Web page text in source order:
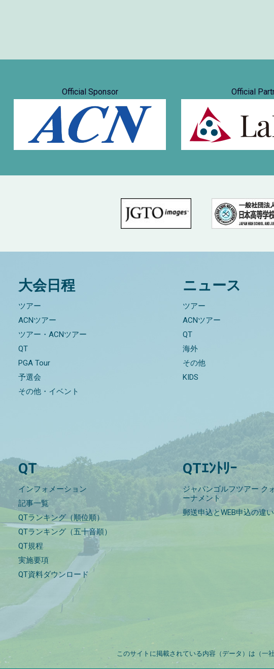
Official Sponsor Official
大会日程
ツアー
ACNツアー
ツアー・ACNツアー
QT
PGA Tour
予選会
その他・イベント
ニュース
ツアー
ACNツアー
QT
海外
その他
KIDS
QT
インフォメーション
記事一覧
QTランキング（順位順）
QTランキング（五十音順）
QT規程
実施要項
QT資料ダウンロード
QTｴﾝﾄﾘｰ
ジャパンゴルフツアー ク
ーナメント
郵送申込とWEB申込の違
このサイトに掲載されている内容（データ）は（一